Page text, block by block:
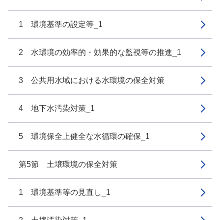
1 環境基準の設定等_1
2 水環境の効率的・効果的な監視等の推進_1
3 公共用水域における水環境の保全対策
4 地下水汚染対策_1
5 環境保全上健全な水循環の確保_1
第5節 土壌環境の保全対策
1 環境基準等の見直し_1